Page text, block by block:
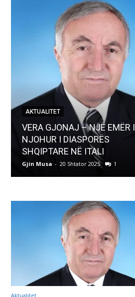
AKTUALITET
VERA GJONAJ – NJË EMËR I
NJOHUR I DIASPORËS
SHQIPTARE NË ITALI
Gjin Musa - 20 Shtator 2025 1
Aktualitet